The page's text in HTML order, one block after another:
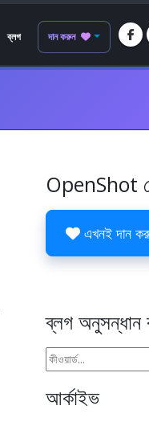
ব্লগ দান করুন
OpenShot
এখনই দান
ব্লগ
আর্কাইভ